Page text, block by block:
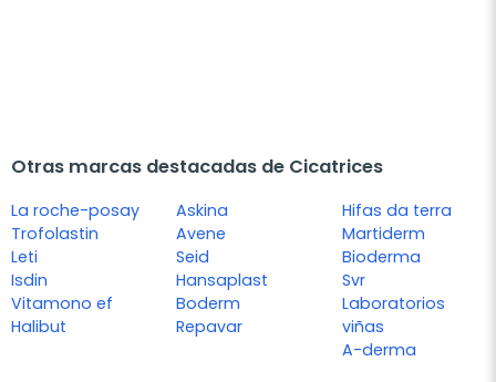
Otras marcas destacadas de Cicatrices
La roche-posay
Trofolastin
Leti
Isdin
Vitamono ef
Halibut
Askina
Avene
Seid
Hansaplast
Boderm
Repavar
Hifas da terra
Martiderm
Bioderma
Svr
Laboratorios
viñas
A-derma